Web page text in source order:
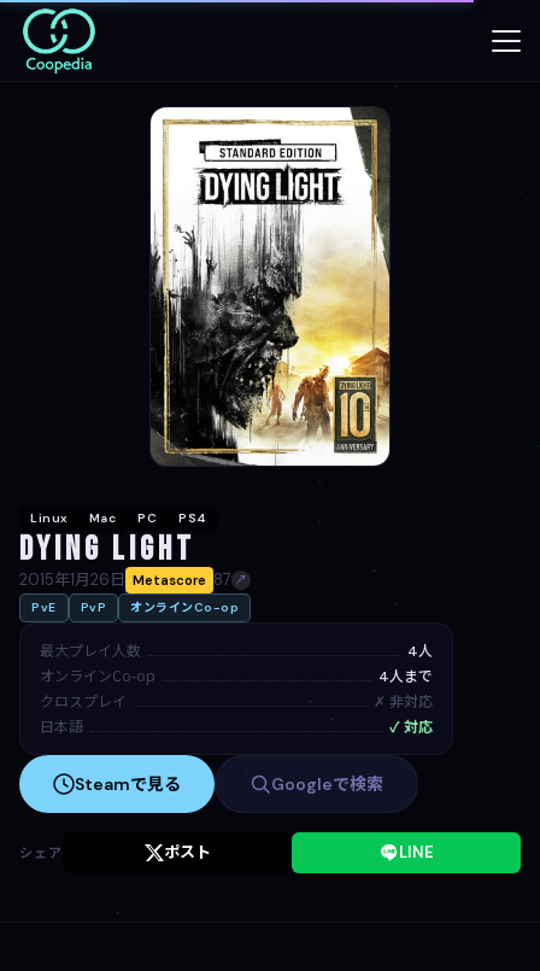
Linux Mac PC PS4
Dying Light
2015年1月26日 Metascore 87 ↗
PvE
PvP オンラインCo-op
最大プレイ人数 4人
オンラインCo-op 4人まで
クロスプレイ ✗ 非対応
日本語 ✓ 対応
Steamで見る Googleで検索
シェア ポスト LINE